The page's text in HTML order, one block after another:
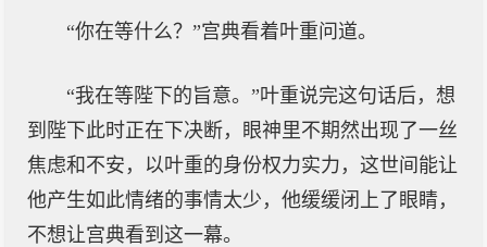
“你在等什么？”宫典看着叶重问道。
“我在等陛下的旨意。”叶重说完这句话后，想
到陛下此时正在下决断，眼神里不期然出现了一丝
焦虑和不安，以叶重的身份权力实力，这世间能让
他产生如此情绪的事情太少，他缓缓闭上了眼睛，
不想让宫典看到这一幕。